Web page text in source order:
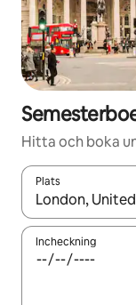
Hitta och boka
Plats
När resultaten
Incheckning